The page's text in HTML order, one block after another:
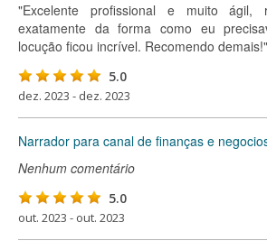
"Excelente profissional e muito ágil,
exatamente da forma como eu
locução ficou incrível. Recomendo demais!"
5.0
dez. 2023 - dez. 2023
Narrador para canal de finanças e
Nenhum comentário
5.0
out. 2023 - out. 2023